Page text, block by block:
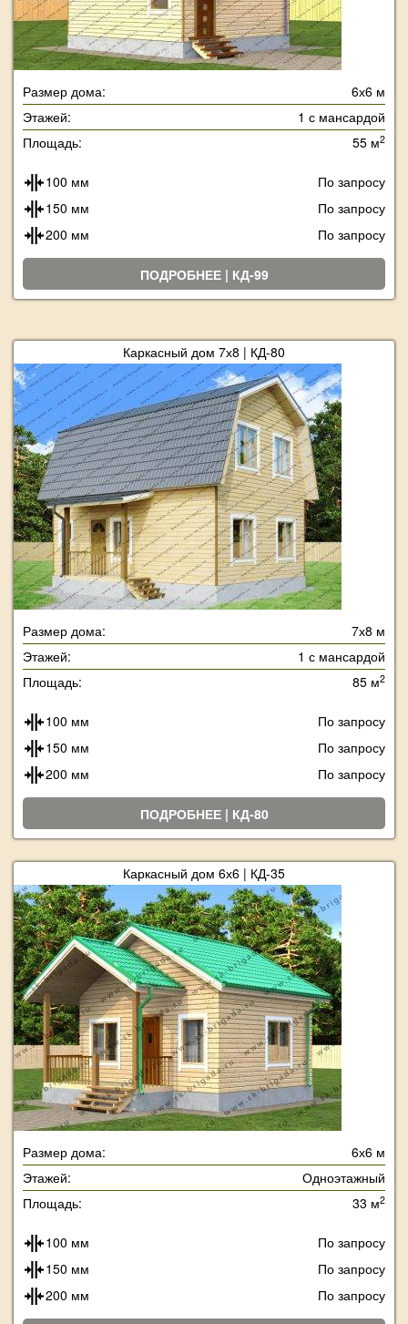
Размер дома:
6х6 м
Этажей:
1 с мансардой
Площадь:
55 м2
100 мм
По запросу
150 мм
По запросу
200 мм
По запросу
ПОДРОБНЕЕ | КД-99
Каркасный дом 7х8 | КД-80
Размер дома:
7х8 м
Этажей:
1 с мансардой
Площадь:
85 м2
100 мм
По запросу
150 мм
По запросу
200 мм
По запросу
ПОДРОБНЕЕ | КД-80
Каркасный дом 6х6 | КД-35
Размер дома:
6х6 м
Этажей:
Одноэтажный
Площадь:
33 м2
100 мм
По запросу
150 мм
По запросу
200 мм
По запросу